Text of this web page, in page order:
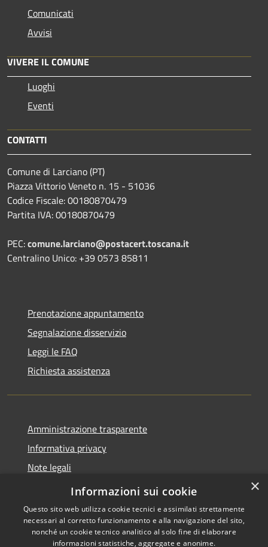
Comunicati
Avvisi
VIVERE IL COMUNE
Luoghi
Eventi
CONTATTI
Comune di Larciano (PT)
Piazza Vittorio Veneto n. 15 - 51036
Codice Fiscale: 00180870479
Partita IVA: 00180870479
PEC:comune.larciano@postacert.toscana.it
Centralino Unico: +39 0573 85811
Prenotazione appuntamento
Segnalazione disservizio
Leggi le FAQ
Richiesta assistenza
Amministrazione trasparente
Informativa privacy
Note legali
Dichiarazione di accessibilità
×
Informazioni sui cookie
Questo sito web utilizza cookie tecnici e assimilati strettamente
necessari al corretto funzionamento e alla navigazione del sito,
nonché un cookie tecnico analitico al solo fine di elaborare
informazioni statistiche, aggregate e anonime.